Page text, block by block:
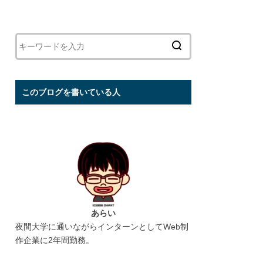
このブログを書いている人
あらい
夜間大学に通いながらインターンとしてWeb制
作企業に2年間勤務。